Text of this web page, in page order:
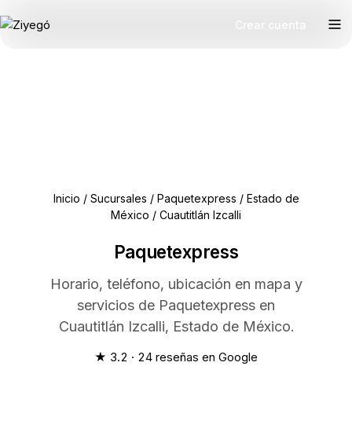
Inicio / Sucursales / Paquetexpress / Estado de
México / Cuautitlán Izcalli
Paquetexpress
Horario, teléfono, ubicación en mapa y
servicios de Paquetexpress en
Cuautitlán Izcalli, Estado de México.
★ 3.2 · 24 reseñas en Google